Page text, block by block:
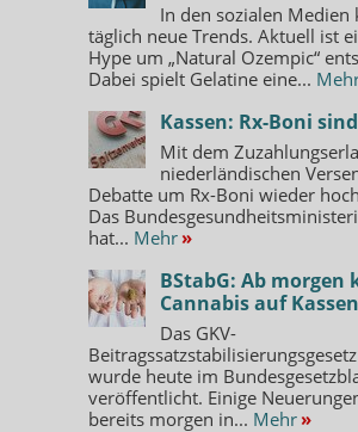
In den sozialen Medien
täglich neue Trends. Aktuell ist
Hype um „Natural Ozempic“
Dabei spielt Gelatine eine...
Kassen: Rx-Boni
Mit dem
niederländischen
Debatte um Rx-Boni wieder
Das
hat... Mehr »
BStabG: Ab morgen
Cannabis auf
Das GKV-
wurde heute im
veröffentlicht. Einige
bereits morgen in... Mehr »